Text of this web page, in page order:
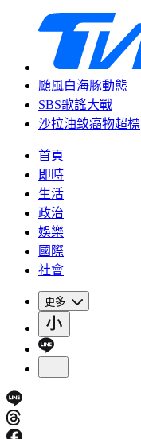
颱風白海豚動態
SBS歌謠大戰
沙拉油致癌物超標
首頁
即時
生活
政治
娛樂
國際
社會
更多